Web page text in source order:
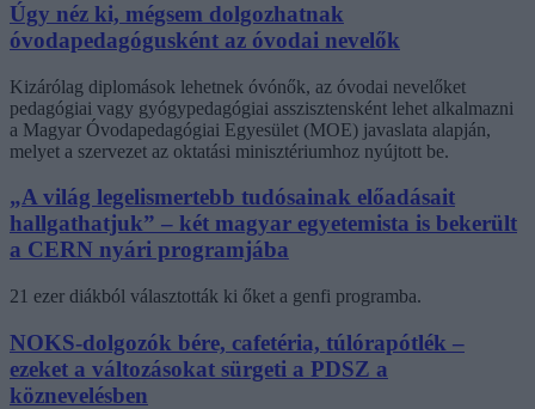
Úgy néz ki, mégsem dolgozhatnak
óvodapedagógusként az óvodai nevelők
Kizárólag diplomások lehetnek óvónők, az óvodai nevelőket
pedagógiai vagy gyógypedagógiai asszisztensként lehet alkalmazni
a Magyar Óvodapedagógiai Egyesület (MOE) javaslata alapján,
melyet a szervezet az oktatási minisztériumhoz nyújtott be.
„A világ legelismertebb tudósainak előadásait
hallgathatjuk” – két magyar egyetemista is bekerült
a CERN nyári programjába
21 ezer diákból választották ki őket a genfi programba.
NOKS-dolgozók bére, cafetéria, túlórapótlék –
ezeket a változásokat sürgeti a PDSZ a
köznevelésben